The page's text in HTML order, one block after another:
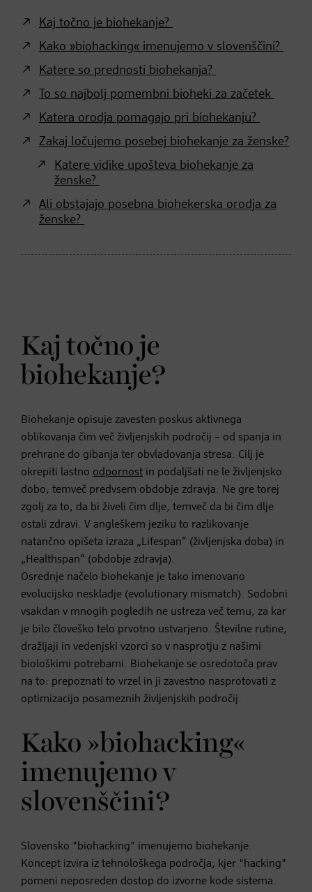
Kaj točno je biohekanje?
Kako »biohacking« imenujemo v slovenščini?
Katere so prednosti biohekanja?
To so najbolj pomembni bioheki za začetek
Katera orodja pomagajo pri biohekanju?
Zakaj ločujemo posebej biohekanje za ženske?
Katere vidike upošteva biohekanje za
ženske?
Ali obstajajo posebna biohekerska orodja za
ženske?
Kaj točno je
biohekanje?
Biohekanje opisuje zavesten poskus aktivnega
oblikovanja čim več življenjskih področij – od spanja in
prehrane do gibanja ter obvladovanja stresa. Cilj je
okrepiti lastno odpornost in podaljšati ne le življenjsko
dobo, temveč predvsem obdobje zdravja. Ne gre torej
zgolj za to, da bi živeli čim dlje, temveč da bi čim dlje
ostali zdravi. V angleškem jeziku to razlikovanje
natančno opišeta izraza „Lifespan“ (življenjska doba) in
„Healthspan“ (obdobje zdravja).
Osrednje načelo biohekanje je tako imenovano
evolucijsko neskladje (evolutionary mismatch). Sodobni
vsakdan v mnogih pogledih ne ustreza več temu, za kar
je bilo človeško telo prvotno ustvarjeno. Številne rutine,
dražljaji in vedenjski vzorci so v nasprotju z našimi
biološkimi potrebami. Biohekanje se osredotoča prav
na to: prepoznati to vrzel in ji zavestno nasprotovati z
optimizacijo posameznih življenjskih področij.
Kako »biohacking«
imenujemo v
slovenščini?
Slovensko "biohacking" imenujemo biohekanje.
Koncept izvira iz tehnološkega področja, kjer "hacking"
pomeni neposreden dostop do izvorne kode sistema.